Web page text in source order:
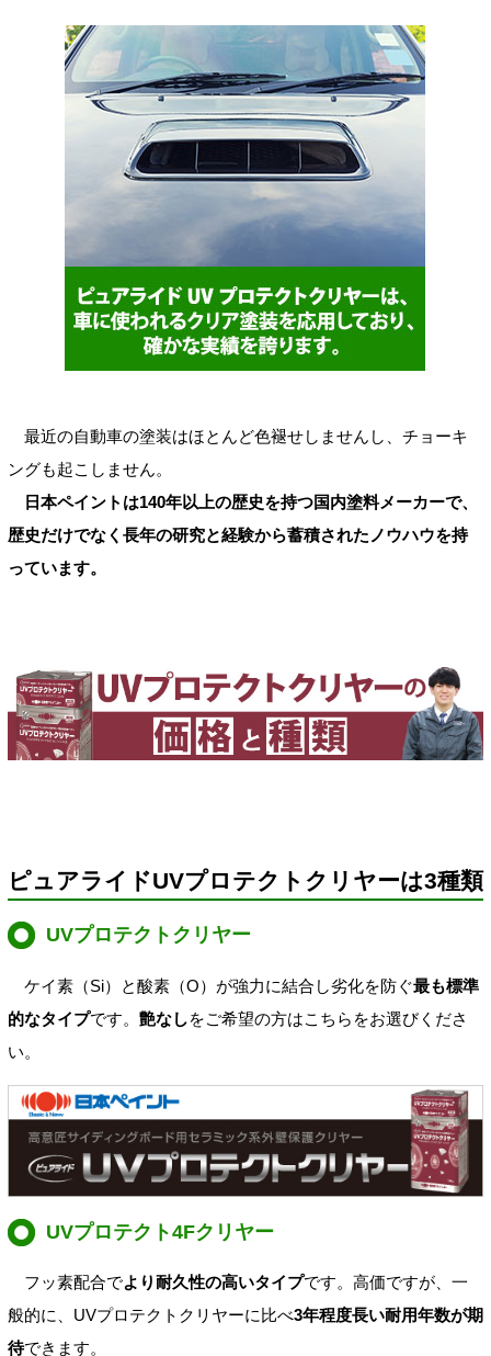
最近の自動車の塗装はほとんど色褪せしませんし、チョーキ
ングも起こしません。
日本ペイントは140年以上の歴史を持つ国内塗料メーカーで、
歴史だけでなく長年の研究と経験から蓄積されたノウハウを持
っています。
ピュアライドUVプロテクトクリヤーは3種類
UVプロテクトクリヤー
ケイ素（Si）と酸素（O）が強力に結合し劣化を防ぐ最も標準
的なタイプです。 艶なしをご希望の方はこちらをお選びくださ
い。
UVプロテクト4Fクリヤー
フッ素配合でより耐久性の高いタイプです。高価ですが、一
般的に、UVプロテクトクリヤーに比べ3年程度長い耐用年数が期
待できます。